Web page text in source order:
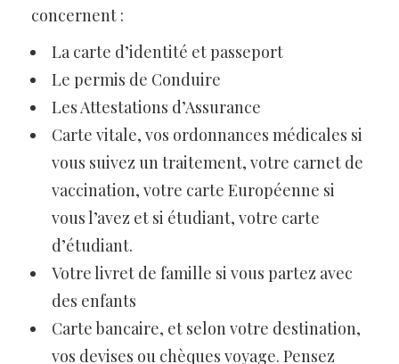
concernent :
La carte d’identité et passeport
Le permis de Conduire
Les Attestations d’Assurance
Carte vitale, vos ordonnances médicales si
vous suivez un traitement, votre carnet de
vaccination, votre carte Européenne si
vous l’avez et si étudiant, votre carte
d’étudiant.
Votre livret de famille si vous partez avec
des enfants
Carte bancaire, et selon votre destination,
vos devises ou chèques voyage. Pensez